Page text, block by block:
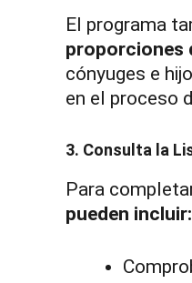
El programa
proporciones
cónyuges e
en el proceso
3. Consulta la
Para
pueden incluir: